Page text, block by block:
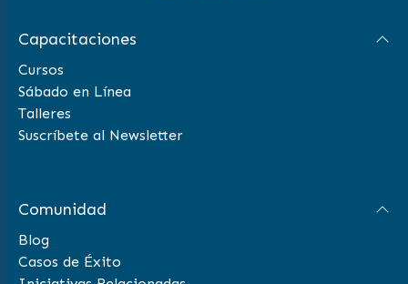
Capacitaciones
Cursos
Sábado en Línea
Talleres
Suscríbete al Newsletter
Comunidad
Blog
Casos de Éxito